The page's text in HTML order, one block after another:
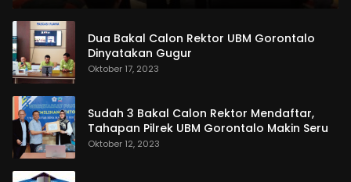
Dua Bakal Calon Rektor UBM Gorontalo
Dinyatakan Gugur
Oktober 17, 2023
Sudah 3 Bakal Calon Rektor Mendaftar,
Tahapan Pilrek UBM Gorontalo Makin Seru
Oktober 12, 2023